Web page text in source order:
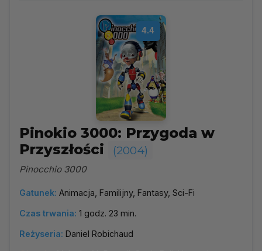
4.4
Pinokio 3000: Przygoda w
Przyszłości
(2004)
Pinocchio 3000
Gatunek: Animacja, Familijny, Fantasy, Sci-Fi
Czas trwania: 1 godz. 23 min.
Reżyseria: Daniel Robichaud